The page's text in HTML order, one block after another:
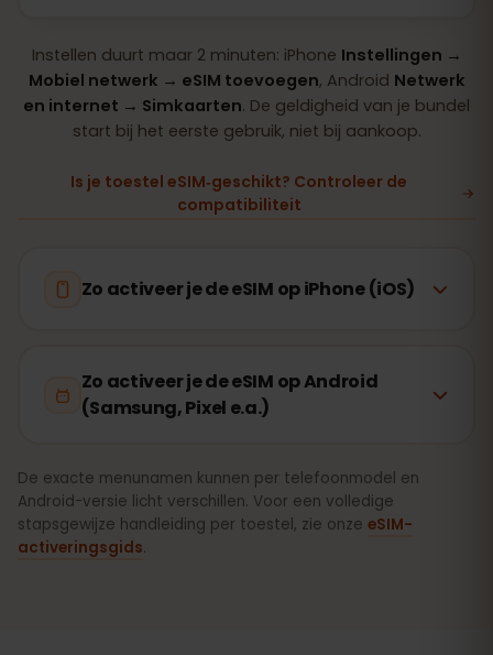
Instellen duurt maar 2 minuten: iPhone Instellingen →
Mobiel netwerk → eSIM toevoegen, Android Netwerk
en internet → Simkaarten. De geldigheid van je bundel
start bij het eerste gebruik, niet bij aankoop.
Is je toestel eSIM‑geschikt? Controleer de
compatibiliteit
Zo activeer je de eSIM op iPhone (iOS)
Zo activeer je de eSIM op Android
(Samsung, Pixel e.a.)
De exacte menunamen kunnen per telefoonmodel en
Android-versie licht verschillen. Voor een volledige
stapsgewijze handleiding per toestel, zie onze eSIM-
activeringsgids.